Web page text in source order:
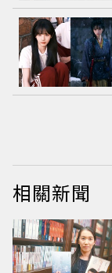
相關新聞